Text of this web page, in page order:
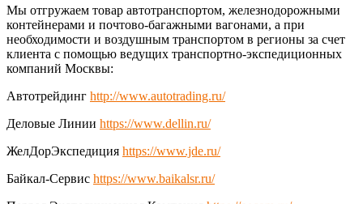
Мы отгружаем товар автотранспортом, железнодорожными
контейнерами и почтово-багажными вагонами, а при
необходимости и воздушным транспортом в регионы за счет
клиента с помощью ведущих транспортно-экспедиционных
компаний Москвы:
Автотрейдинг http://www.autotrading.ru/
Деловые Линии https://www.dellin.ru/
ЖелДорЭкспедиция https://www.jde.ru/
Байкал-Сервис https://www.baikalsr.ru/